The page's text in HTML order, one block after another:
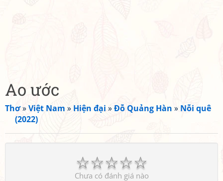
Ao ước
Thơ»Việt Nam » Hiện đại »Đỗ Quảng Hàn » Nỗi quê
(2022)
☆
☆
☆
☆
☆
Chưa có đánh giá nào